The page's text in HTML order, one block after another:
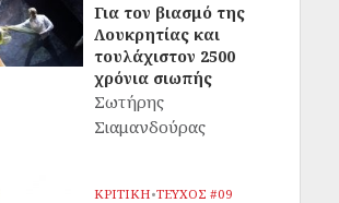
Για τον βιασμό της
Λουκρητίας και
τουλάχιστον 2500
χρόνια σιωπής
Σωτήρης
Σιαμανδούρας
ΚΡΙΤΙΚΗ•ΤΕΥΧΟΣ #09